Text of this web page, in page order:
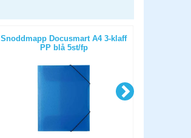
Snoddmapp Docusmart A4 3-klaff
PP blå 5st/fp